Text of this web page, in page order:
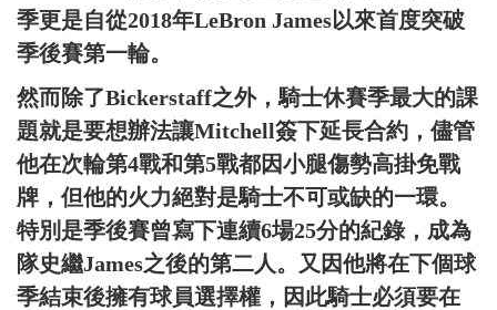
季更是自從2018年LeBron James以來首度突破
季後賽第一輪。
然而除了Bickerstaff之外，騎士休賽季最大的課
題就是要想辦法讓Mitchell簽下延長合約，儘管
他在次輪第4戰和第5戰都因小腿傷勢高掛免戰
牌，但他的火力絕對是騎士不可或缺的一環。
特別是季後賽曾寫下連續6場25分的紀錄，成為
隊史繼James之後的第二人。又因他將在下個球
季結束後擁有球員選擇權，因此騎士必須要在